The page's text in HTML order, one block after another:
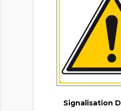

Signalisation